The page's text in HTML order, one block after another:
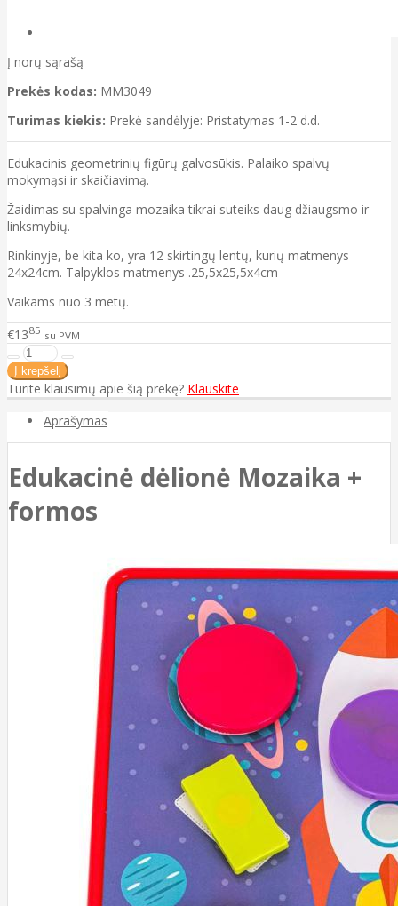
Į norų sąrašą
Prekės kodas: MM3049
Turimas kiekis: Prekė sandėlyje: Pristatymas 1-2 d.d.
Edukacinis geometrinių figūrų galvosūkis. Palaiko spalvų
mokymąsi ir skaičiavimą.
Žaidimas su spalvinga mozaika tikrai suteiks daug džiaugsmo ir
linksmybių.
Rinkinyje, be kita ko, yra 12 skirtingų lentų, kurių matmenys
24x24cm. Talpyklos matmenys .25,5x25,5x4cm
Vaikams nuo 3 metų.
€1385 su PVM
Turite klausimų apie šią prekę? Klauskite
Aprašymas
Edukacinė dėlionė Mozaika +
formos